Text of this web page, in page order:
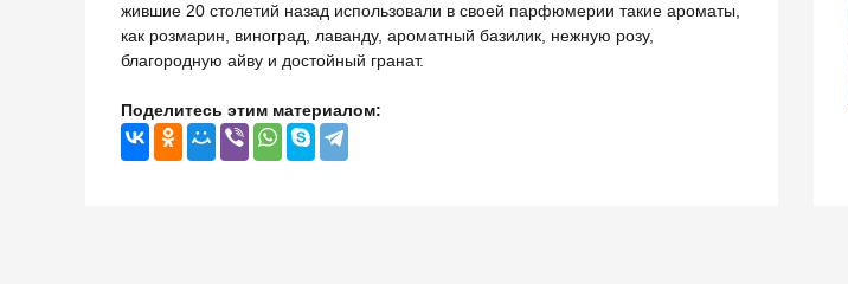
жившие 20 столетий назад использовали в своей парфюмерии такие ароматы,
как розмарин, виноград, лаванду, ароматный базилик, нежную розу,
благородную айву и достойный гранат.
Поделитесь этим материалом: